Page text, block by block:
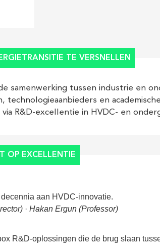
TE VERSNELLEN
samenwerking tussen industrie en
technologieaanbieders en
R&D-excellentie in HVDC- en
OP EXCELLENTIE
aan HVDC-innovatie.
· Hakan Ergun (Professor)
R&D-oplossingen die de brug slaan